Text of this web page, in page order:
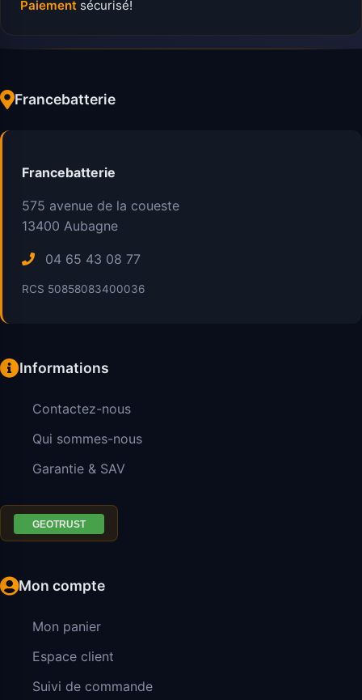
Paiement sécurisé!
Francebatterie
Francebatterie
575 avenue de la coueste
13400 Aubagne
04 65 43 08 77
RCS 50858083400036
Informations
Contactez-nous
Qui sommes-nous
Garantie & SAV
Mon compte
Mon panier
Espace client
Suivi de commande